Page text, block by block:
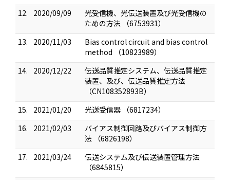
12.
2020/09/09
光受信機、光伝送装置及び光受信機の
ための方法 （6753931）
13.
2020/11/03
Bias control circuit and bias control
method （10823989）
14.
2020/12/22
伝送品質推定システム、伝送品質推定
装置、及び、伝送品質推定方法
（CN108352893B）
15.
2021/01/20
光送受信器 （6817234）
16.
2021/02/03
バイアス制御回路及びバイアス制御方
法 （6826198）
17.
2021/03/24
伝送システム及び伝送装置管理方法
（6845815）